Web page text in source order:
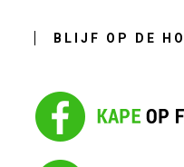
BLIJF OP DE